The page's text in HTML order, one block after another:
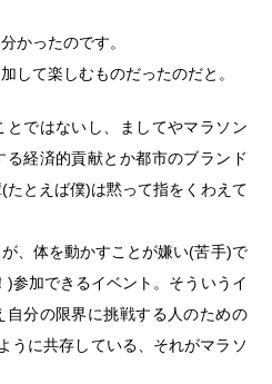
かったのです。
して楽しむものだったのだと。
ではないし、ましてやマラソン
経済的貢献とか都市のブランド
たとえば僕)は黙って指をくわえて
、体を動かすことが嫌い(苦手)で
)参加できるイベント。そういうイ
分の限界に挑戦する人のための
うに共存している、それがマラソ